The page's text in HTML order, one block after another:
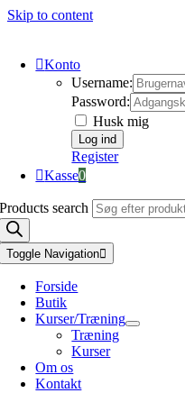
Skip to content
Konto
Username:
Password:
Husk mig
Register
Kasse0
Products search
Toggle Navigation
Forside
Butik
Kurser/Træning
Træning
Kurser
Om os
Kontakt